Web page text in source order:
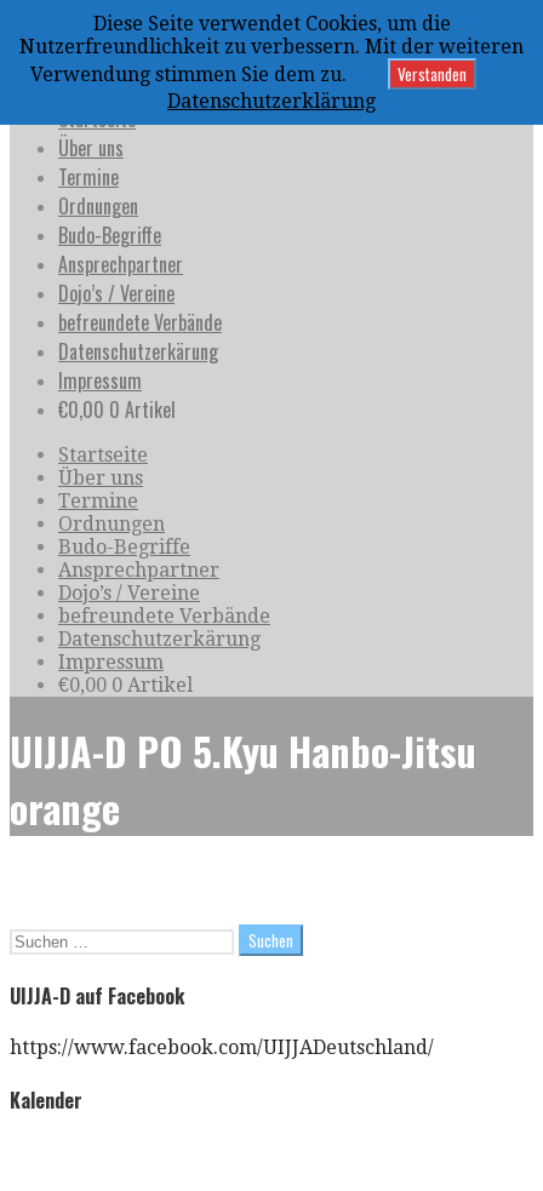
Inhalt
springen
uijja
Deutschland e.V.
Startseite
Über uns
Termine
Ordnungen
Budo-Begriffe
Ansprechpartner
Dojo’s / Vereine
befreundete Verbände
Datenschutzerkärung
Impressum
€0,00 0 Artikel
Startseite
Über uns
Termine
Ordnungen
Budo-Begriffe
Ansprechpartner
Dojo’s / Vereine
befreundete Verbände
Datenschutzerkärung
Impressum
€0,00 0 Artikel
UIJJA-D PO 5.Kyu Hanbo-Jitsu
orange
Suchen
UIJJA-D auf Facebook
https://www.facebook.com/UIJJADeutschland/
Kalender
Diese Seite verwendet Cookies, um die
Nutzerfreundlichkeit zu verbessern. Mit der weiteren
Verwendung stimmen Sie dem zu.
Verstanden
Datenschutzerklärung